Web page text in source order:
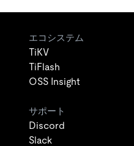
エコシステム
TiKV
TiFlash
OSS Insight
サポート
Discord
Slack